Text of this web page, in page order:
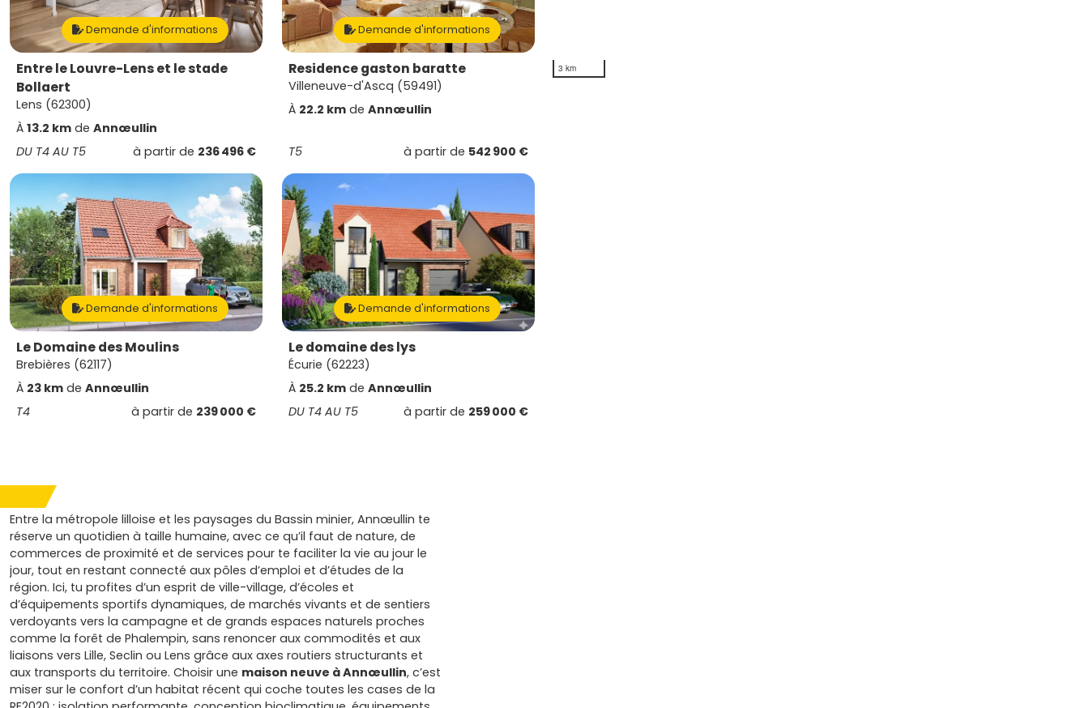
Demande d'informations
Entre le Louvre-Lens et le stade
Bollaert
Lens (62300)
À 13.2 km de Annœullin
DU T4 AU T5
à partir de 236 496 €
Demande d'informations
Residence gaston baratte
Villeneuve-d'Ascq (59491)
À 22.2 km de Annœullin
T5 à partir de 542 900 €
Demande d'informations
Le Domaine des Moulins
Brebières (62117)
À 23 km de Annœullin
T4
à partir de 239 000 €
Demande d'informations
Le domaine des lys
Écurie (62223)
À 25.2 km de Annœullin
DU T4 AU T5
à partir de 259 000 €
3 km
Entre la métropole lilloise et les paysages du Bassin minier, Annœullin te
réserve un quotidien à taille humaine, avec ce qu’il faut de nature, de
commerces de proximité et de services pour te faciliter la vie au jour le
jour, tout en restant connecté aux pôles d’emploi et d’études de la
région. Ici, tu profites d’un esprit de ville-village, d’écoles et
d’équipements sportifs dynamiques, de marchés vivants et de sentiers
verdoyants vers la campagne et de grands espaces naturels proches
comme la forêt de Phalempin, sans renoncer aux commodités et aux
liaisons vers Lille, Seclin ou Lens grâce aux axes routiers structurants et
aux transports du territoire. Choisir une maison neuve à Annœullin, c’est
miser sur le confort d’un habitat récent qui coche toutes les cases de la